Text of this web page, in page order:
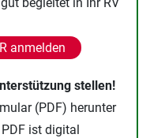
anmelden
stellen!
(PDF) herunter
ist digital